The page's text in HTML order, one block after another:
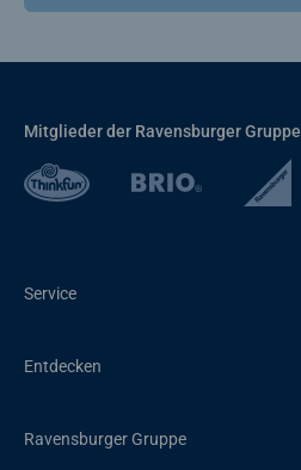
Mitglieder der Ravensburger Gruppe
Service
Entdecken
Ravensburger Gruppe